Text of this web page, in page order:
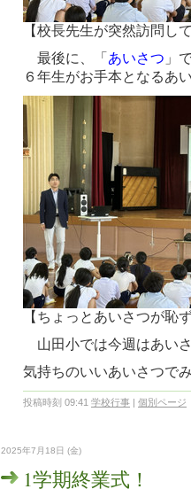
【校長先生が突然訪問し
最後に、「 あいさつ 」
６年生がお手本となるあ
【ちょっとあいさつが恥
山田小では今週はあい
気持ちのいいあいさつで
投稿時刻 09:41 学校行事 | 個別ページ
2025年7月18日 (金)
1学期終業式！